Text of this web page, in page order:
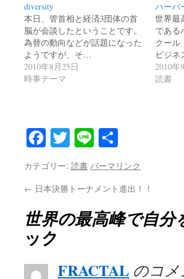
diversity
本日、管首相と経済3団体の首
脳が会談したということです。
為替の動向などが話題になった
ようですが、そ…
2010年8月25日
時事テーマ
ハーバ
世界最
である
クール
ビジ
2010年
読書
Facebook
Twitter
Line
有
カテゴリー: 読書パーマリンク
← 日本決勝トーナメント進出！！
世界の最高峰で自分
ック
FRACTAL のコ